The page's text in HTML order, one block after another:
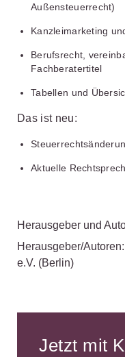
Außensteuerrecht)
Kanzleimarketing
Berufsrecht,
Fachberatertitel
Tabellen und
Das ist neu:
Aktuelle
Herausgeber und
Herausgeber/Autoren:
e.V. (Berlin)
Jetzt mit